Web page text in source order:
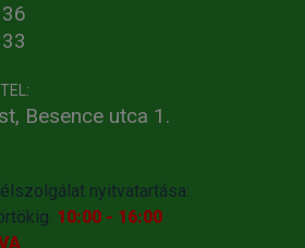
Besence utca 1.
nyitvatartása:
10:00 - 16:00